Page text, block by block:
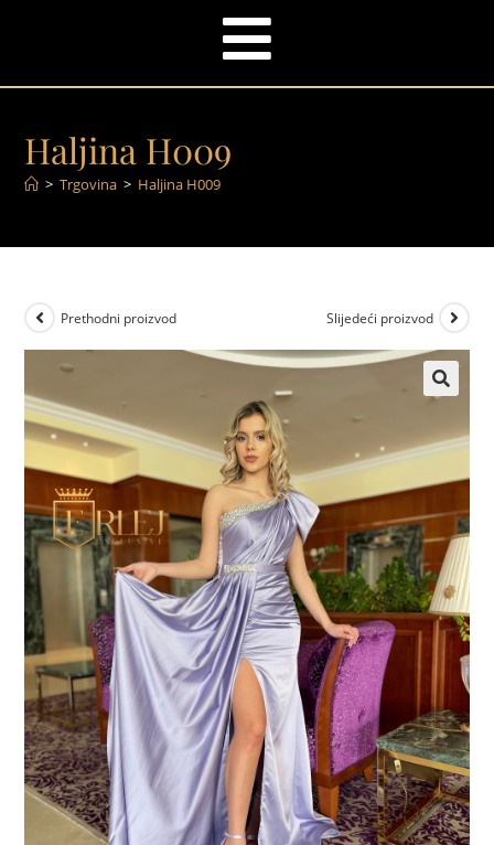
Haljina H009
> Trgovina > Haljina H009
Prethodni proizvod Slijedeći proizvod